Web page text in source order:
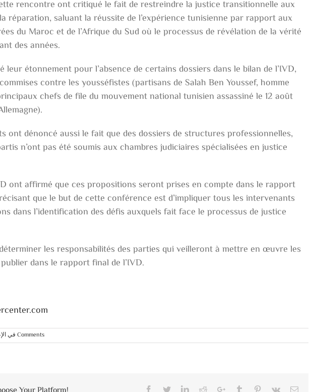
rencontre ont critiqué le fait de restreindre la justice transitionnelle aux
réparation, saluant la réussite de l’expérience tunisienne par rapport aux
du Maroc et de l’Afrique du Sud où le processus de révélation de la vérité
des années.
leur étonnement pour l’absence de certains dossiers dans le bilan de l’IVD,
contre les yousséfistes (partisans de Salah Ben Youssef, homme
chefs de file du mouvement national tunisien assassiné le 12 août
ont dénoncé aussi le fait que des dossiers de structures professionnelles,
n’ont pas été soumis aux chambres judiciaires spécialisées en justice
ont affirmé que ces propositions seront prises en compte dans le rapport
que le but de cette conférence est d’impliquer tous les intervenants
dans l’identification des défis auxquels fait face le processus de justice
les responsabilités des parties qui veilleront à mettre en œuvre les
dans le rapport final de l’IVD.
في 0 Comments
Facebook
TwitterLinkedIn
RedditGoogle+Tumblr Pinterest
Vk Email